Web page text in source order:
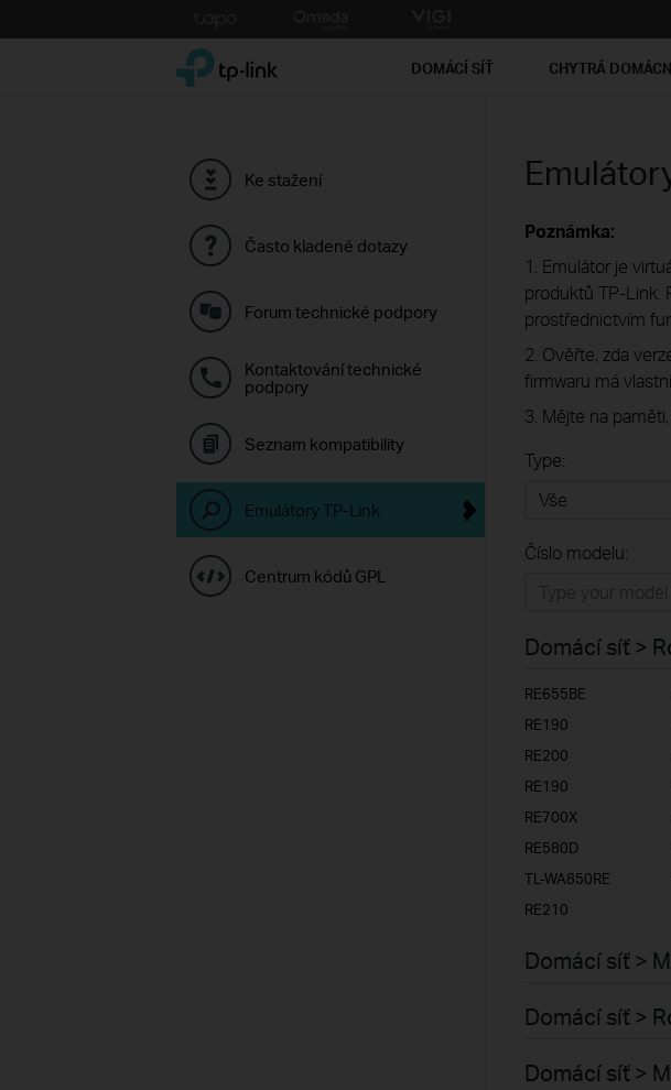
to
TP-Link, Reliably Smart DOMÁCÍ SÍŤ CHYTRÁ
Ke stažení
Často kladené dotazy
Forum technické podpory
Kontaktování technické
podpory
Seznam kompatibility
Emulátory TP-Link
Centrum kódů GPL
Poznámka:
1. Emulátor je
produktů TP-Link.
prostřednictvím
2. Ověřte, zda
firmwaru má
3. Mějte na
Type:
Business
ISP
Číslo modelu:
Domácí síť >
RE655BE
RE190
RE200
RE190
RE700X
RE580D
TL-WA850RE
RE210
Domácí síť >
Domácí síť >
Domácí síť >